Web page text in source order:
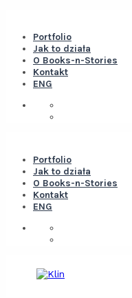
Portfolio
Jak to działa
O Books-n-Stories
Kontakt
ENG
Portfolio
Jak to działa
O Books-n-Stories
Kontakt
ENG